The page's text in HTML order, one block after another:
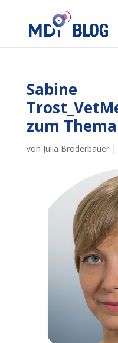
Sabine
zum
von Julia Bröderbauer|